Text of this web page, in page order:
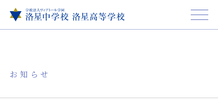
お知らせ